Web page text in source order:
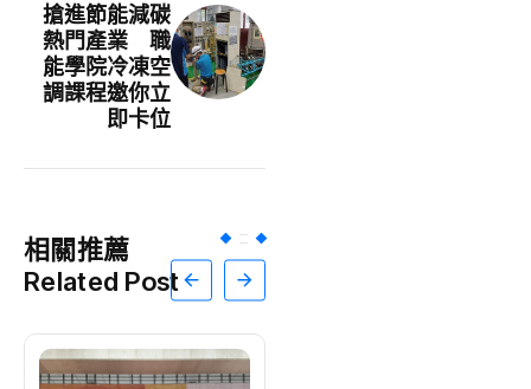
搶進節能減碳
熱門產業 職
能學院冷凍空
調課程邀你立
即卡位
相關推薦
Related Post